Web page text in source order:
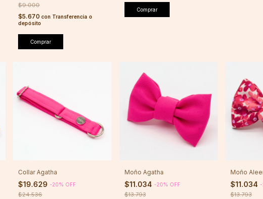
$9.000
$5.670con Transferencia o
depósito
Comprar
Comprar
Collar Agatha
$19.629-20% OFF
$24.536
Moño Agatha
$11.034 -20% OFF
$13.793
Moño
$11.034 -
$13.793